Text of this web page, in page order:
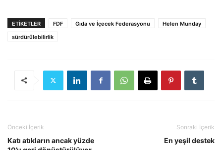
ETIKETLER FDF Gıda ve İçecek Federasyonu
Helen Munday
sürdürülebilirlik
Önceki İçerik
Katı atıkların ancak yüzde
Sonraki İçerik
En yeşil destek